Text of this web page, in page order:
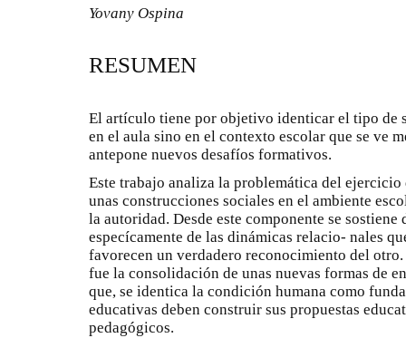
Yovany Ospina
RESUMEN
El artículo tiene por objetivo identicar el tipo de
en el aula sino en el contexto escolar que se ve
antepone nuevos desafíos formativos.
Este trabajo analiza la problemática del ejercicio
unas construcciones sociales en el ambiente
la autoridad. Desde este componente se
especícamente de las dinámicas relacio- nales
favorecen un verdadero reconocimiento del
fue la consolidación de unas nuevas formas de
que, se identica la condición humana como
educativas deben construir sus propuestas
pedagógicos.